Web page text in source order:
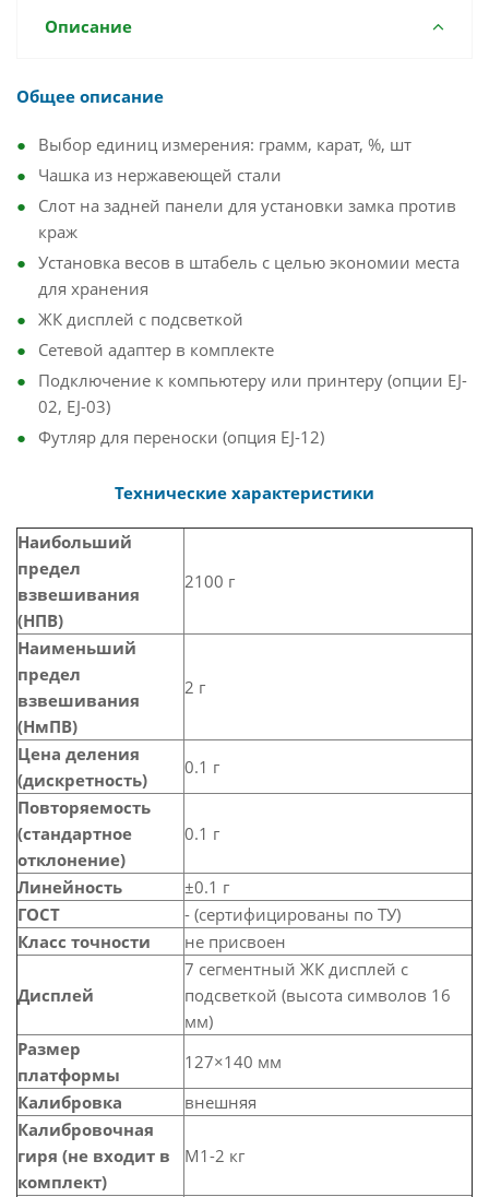
Описание
Общее описание
Выбор единиц измерения: грамм, карат, %, шт
Чашка из нержавеющей стали
Слот на задней панели для установки замка против
краж
Установка весов в штабель с целью экономии места
для хранения
ЖК дисплей с подсветкой
Сетевой адаптер в комплекте
Подключение к компьютеру или принтеру (опции EJ-
02, EJ-03)
Футляр для переноски (опция EJ-12)
Технические характеристики
Наибольший
предел
взвешивания
(НПВ)
2100 г
Наименьший
предел
взвешивания
(НмПВ)
2 г
Цена деления
(дискретность)
0.1 г
Повторяемость
(стандартное
отклонение)
0.1 г
Линейность
±0.1 г
ГОСТ
- (сертифицированы по ТУ)
Класс точности
не присвоен
Дисплей
7 сегментный ЖК дисплей с
подсветкой (высота символов 16
мм)
Размер
платформы
127×140 мм
Калибровка
внешняя
Калибровочная
гиря (не входит в
комплект)
M1-2 кг